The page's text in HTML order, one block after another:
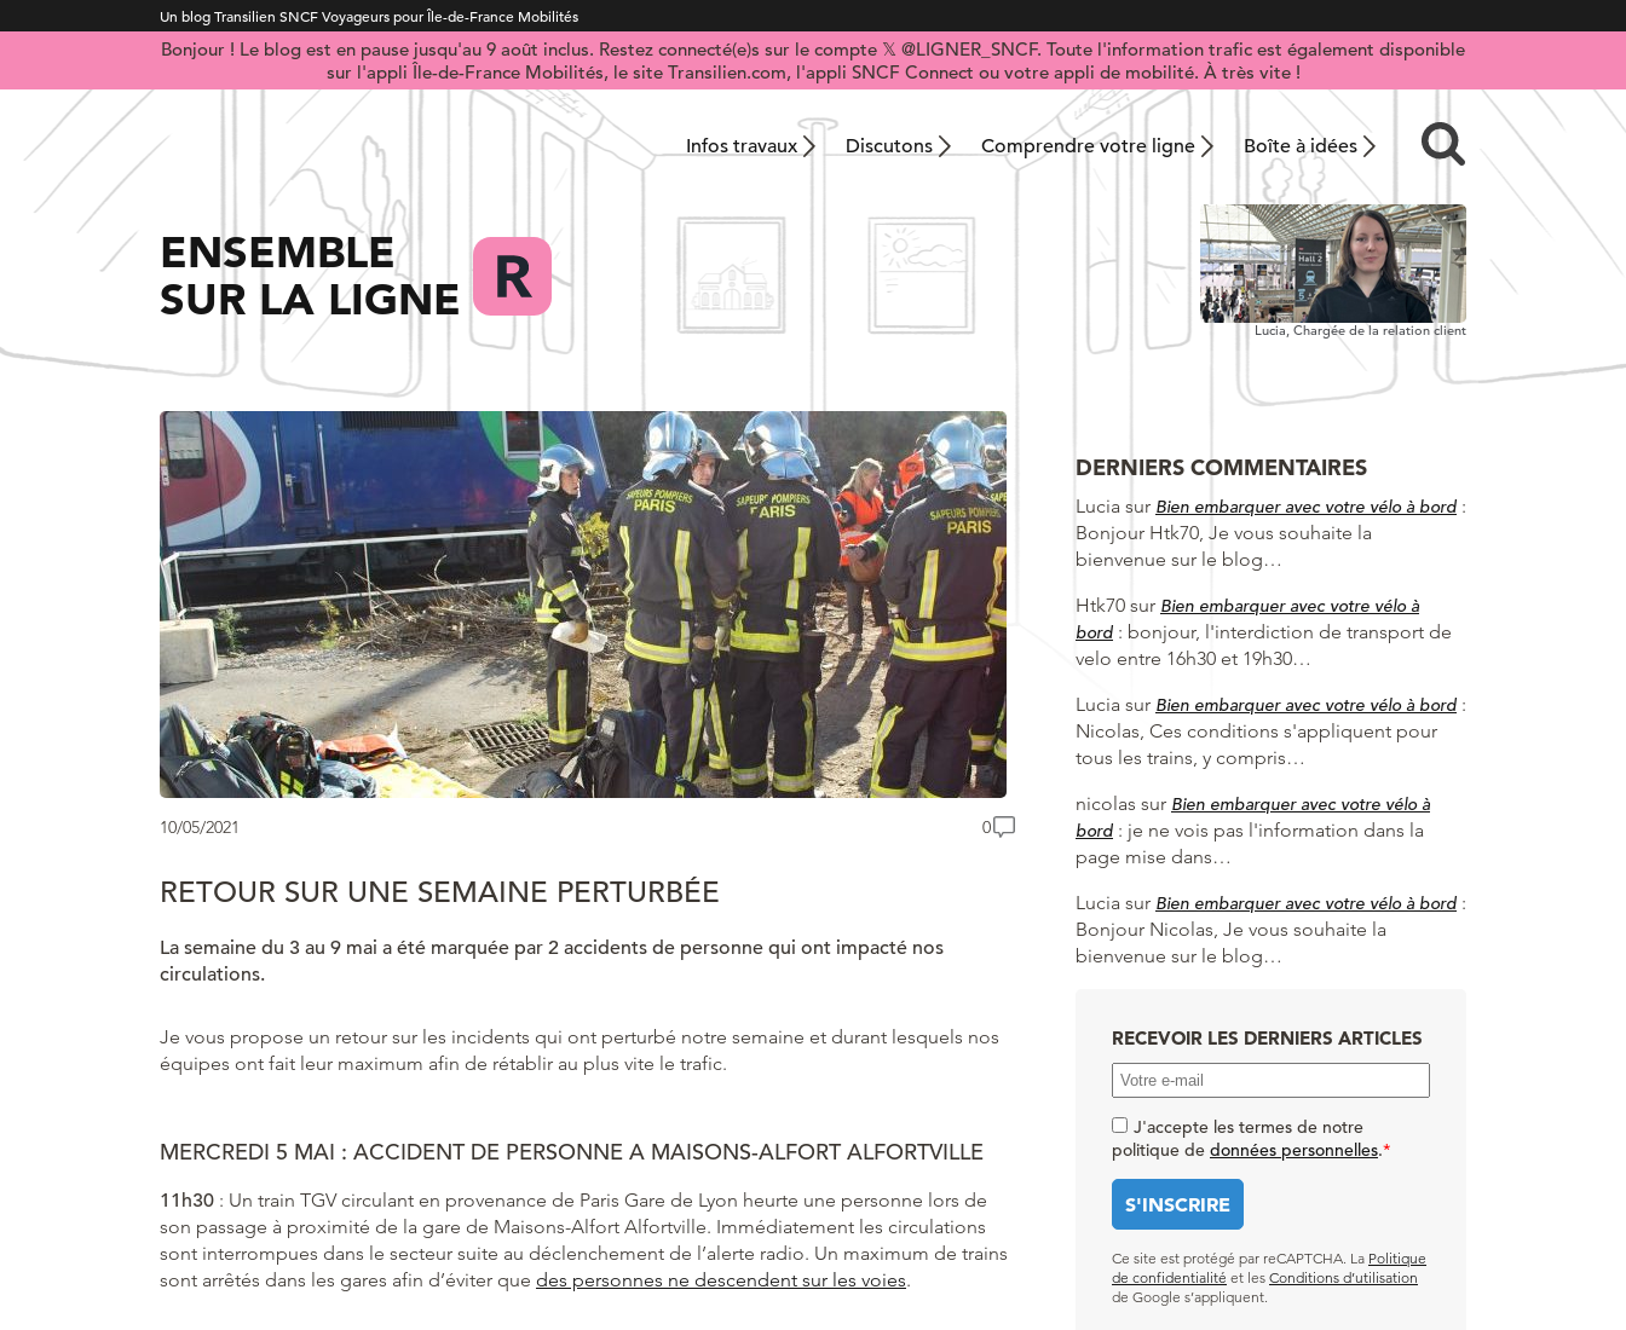
Un blog Transilien SNCF Voyageurs pour Île-de-France Mobilités
Bonjour ! Le blog est en pause jusqu'au 9 août inclus. Restez connecté(e)s sur le compte 𝕏 @LIGNER_SNCF. Toute l'information trafic est également disponible
sur l'appli Île-de-France Mobilités, le site Transilien.com, l'appli SNCF Connect ou votre appli de mobilité. À très vite !
Infos travaux Discutons Comprendre votre ligne Boîte à idées
ENSEMBLE
SUR LA LIGNE
Lucia, Chargée de la relation client
10/05/2021 0
RETOUR SUR UNE SEMAINE PERTURBÉE
La semaine du 3 au 9 mai a été marquée par 2 accidents de personne qui ont impacté nos
circulations.
Je vous propose un retour sur les incidents qui ont perturbé notre semaine et durant lesquels nos
équipes ont fait leur maximum afin de rétablir au plus vite le trafic.
MERCREDI 5 MAI : ACCIDENT DE PERSONNE A MAISONS-ALFORT ALFORTVILLE
11h30 : Un train TGV circulant en provenance de Paris Gare de Lyon heurte une personne lors de
son passage à proximité de la gare de Maisons-Alfort Alfortville. Immédiatement les circulations
sont interrompues dans le secteur suite au déclenchement de l’alerte radio. Un maximum de trains
sont arrêtés dans les gares afin d’éviter que des personnes ne descendent sur les voies.
DERNIERS COMMENTAIRES
Lucia sur Bien embarquer avec votre vélo à bord :
Bonjour Htk70, Je vous souhaite la
bienvenue sur le blog…
Htk70 sur Bien embarquer avec votre vélo à
bord : bonjour, l'interdiction de transport de
velo entre 16h30 et 19h30…
Lucia sur Bien embarquer avec votre vélo à bord :
Nicolas, Ces conditions s'appliquent pour
tous les trains, y compris…
nicolas sur Bien embarquer avec votre vélo à
bord : je ne vois pas l'information dans la
page mise dans…
Lucia sur Bien embarquer avec votre vélo à bord :
Bonjour Nicolas, Je vous souhaite la
bienvenue sur le blog…
RECEVOIR LES DERNIERS ARTICLES
J'accepte les termes de notre
politique de données personnelles.*
Ce site est protégé par reCAPTCHA. La Politique
de confidentialité et les Conditions d’utilisation
de Google s’appliquent.